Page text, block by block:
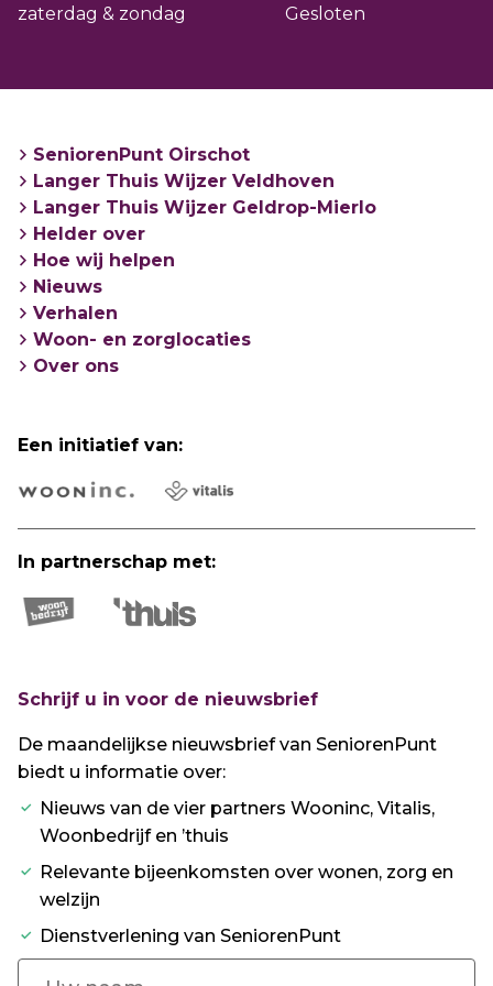
zaterdag & zondag
Gesloten
SeniorenPunt Oirschot
Langer Thuis Wijzer Veldhoven
Langer Thuis Wijzer Geldrop-Mierlo
Helder over
Hoe wij helpen
Nieuws
Verhalen
Woon- en zorglocaties
Over ons
Een initiatief van:
In partnerschap met:
Schrijf u in voor de nieuwsbrief
De maandelijkse nieuwsbrief van SeniorenPunt
biedt u informatie over:
Nieuws van de vier partners Wooninc, Vitalis,
Woonbedrijf en ’thuis
Relevante bijeenkomsten over wonen, zorg en
welzijn
Dienstverlening van SeniorenPunt